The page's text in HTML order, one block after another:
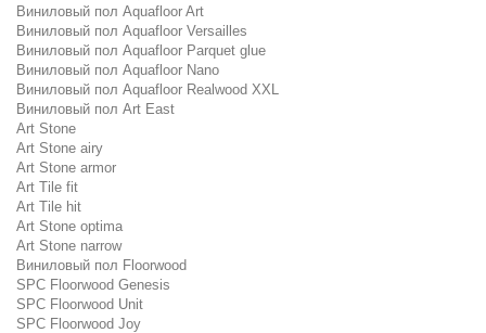
Виниловый пол Aquafloor Art
Виниловый пол Aquafloor Versailles
Виниловый пол Aquafloor Parquet glue
Виниловый пол Aquafloor Nano
Виниловый пол Aquafloor Realwood XXL
Виниловый пол Art East
Art Stone
Art Stone airy
Art Stone armor
Art Tile fit
Art Tile hit
Art Stone optima
Art Stone narrow
Виниловый пол Floorwood
SPC Floorwood Genesis
SPC Floorwood Unit
SPC Floorwood Joy